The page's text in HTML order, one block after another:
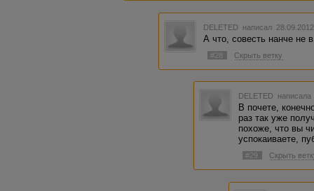
DELETED написал
А что, совесть нанче не
#28 Скрыть ветку
DELETED
В почете,
раз так уже
похоже, что вы
успокаиваете,
#29 Скрыть